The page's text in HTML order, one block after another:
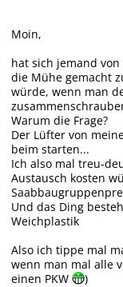
Moin,
hat sich jemand
die Mühe gemacht
würde, wenn man
Warum die Frage?
Der Lüfter von
beim starten...
Ich also mal treu-
Austausch kosten
Und das Ding
Weichplastik
Also ich tippe mal
wenn man mal alle
einen PKW
)